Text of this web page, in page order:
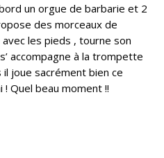
un orgue de barbarie et 2
des morceaux de
les pieds , tourne son
accompagne à la trompette
il joue sacrément bien ce
Quel beau moment !!